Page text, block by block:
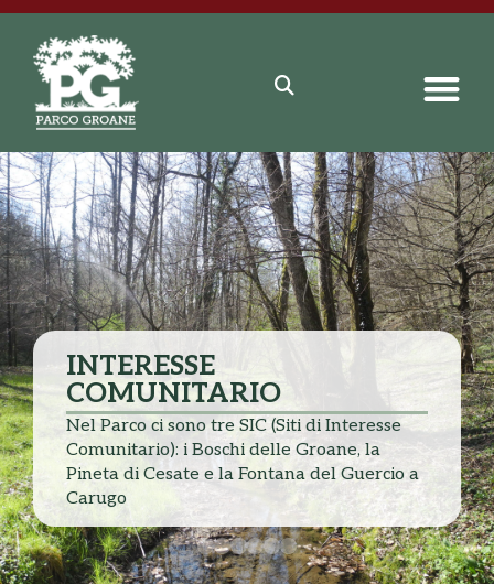
INTERESSE
COMUNITARIO
Nel Parco ci sono tre SIC (Siti di Interesse
Comunitario): i Boschi delle Groane, la
Pineta di Cesate e la Fontana del Guercio a
Carugo